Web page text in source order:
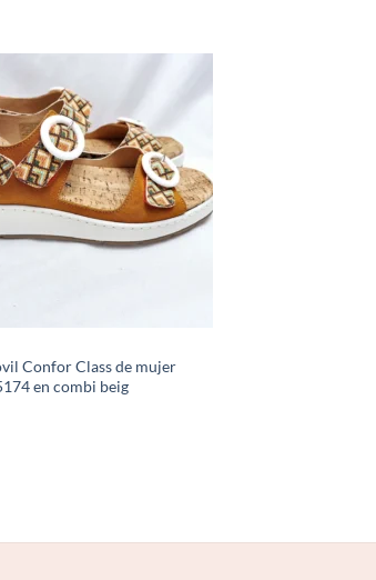
Confor Class de mujer
en combi beig